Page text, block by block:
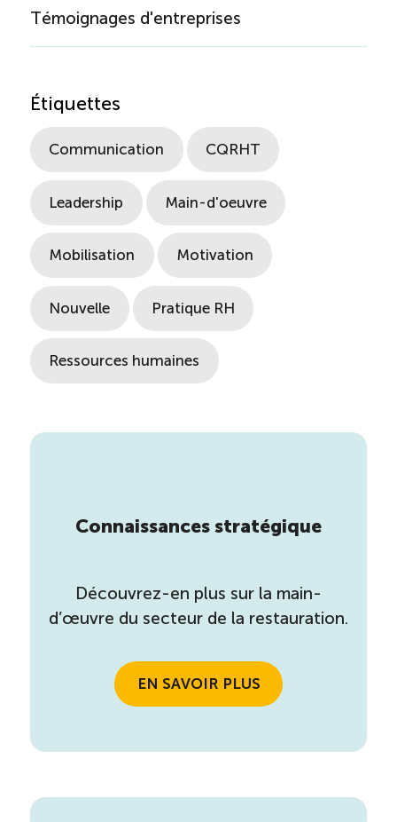
Témoignages d'entreprises
Étiquettes
Communication CQRHT
Leadership Main-d'oeuvre
Mobilisation Motivation
Nouvelle Pratique RH
Ressources humaines
Connaissances stratégique
Découvrez-en plus sur la main-
d’œuvre du secteur de la restauration.
EN SAVOIR PLUS